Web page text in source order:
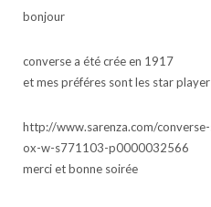
bonjour
converse a été crée en 1917
et mes préféres sont les star
http://www.sarenza.com/
ox-w-s771103-p0000032566
merci et bonne soirée